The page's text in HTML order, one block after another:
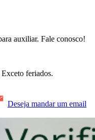
auxiliar. Fale conosco!
feriados.
Deseja mandar um email